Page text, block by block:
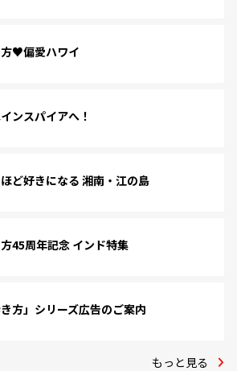
♥偏愛ハワイ
ンスパイアへ！
ど好きになる 湘南・江の島
45周年記念 インド特集
き方」シリーズ広告のご案内
もっと見る